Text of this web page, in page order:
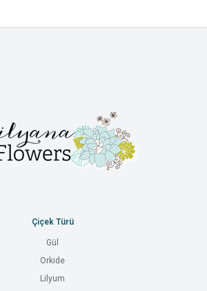
Çiçek Türü
Gül
Orkide
Lilyum